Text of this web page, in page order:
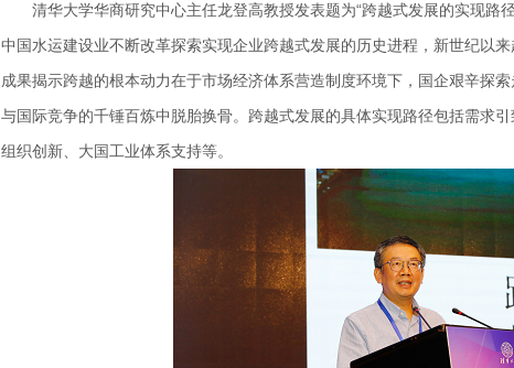
清华大学华商研究中心主任龙登高教授发表题为“跨越式发展的实现路径
中国水运建设业不断改革探索实现企业跨越式发展的历史进程，新世纪以
成果揭示跨越的根本动力在于市场经济体系营造制度环境下，国企艰辛探
与国际竞争的千锤百炼中脱胎换骨。跨越式发展的具体实现路径包括需求
组织创新、大国工业体系支持等。